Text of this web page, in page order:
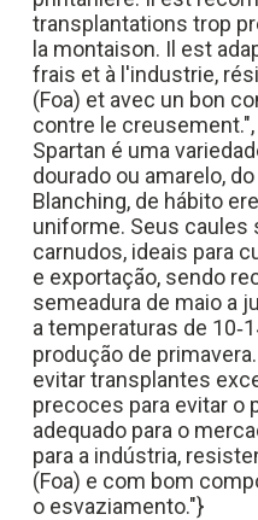
transplantations trop
la montaison. Il est
frais et à l'industrie,
(Foa) et avec un bon
contre le creusement.",
Spartan é uma
dourado ou amarelo,
Blanching, de hábito
uniforme. Seus caules
carnudos, ideais para
e exportação, sendo
semeadura de maio a
a temperaturas de
produção de
evitar transplantes
precoces para evitar o
adequado para o
para a indústria,
(Foa) e com bom
o esvaziamento."}